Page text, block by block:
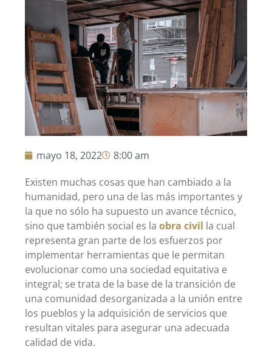
mayo 18, 2022
8:00 am
Existen muchas cosas que han cambiado a la
humanidad, pero una de las más importantes y
la que no sólo ha supuesto un avance técnico,
sino que también social es la obra civil la cual
representa gran parte de los esfuerzos por
implementar herramientas que le permitan
evolucionar como una sociedad equitativa e
integral; se trata de la base de la transición de
una comunidad desorganizada a la unión entre
los pueblos y la adquisición de servicios que
resultan vitales para asegurar una adecuada
calidad de vida.